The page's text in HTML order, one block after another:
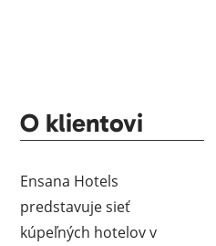
O klientovi
Ensana Hotels
predstavuje sieť
kúpeľných hotelov v